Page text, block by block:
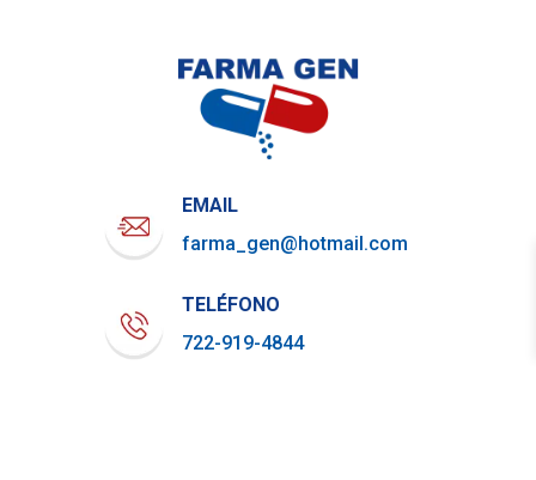
EMAIL
farma_gen@hotmail.com
TELÉFONO
722-919-4844